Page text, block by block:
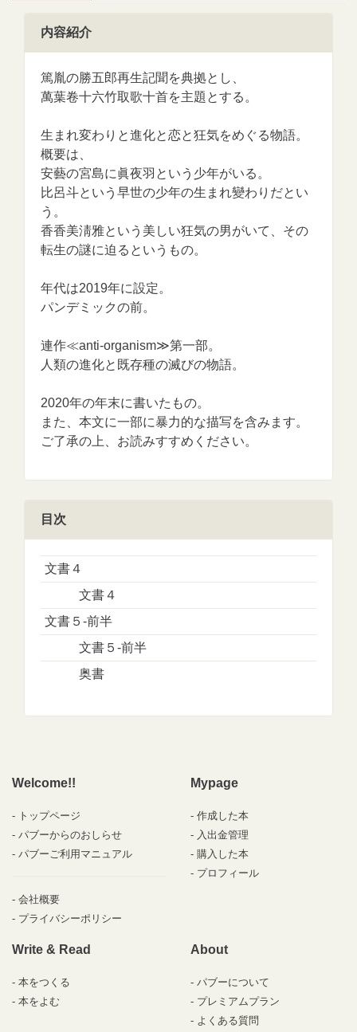
内容紹介
篤胤の勝五郎再生記聞を典拠とし、
萬葉卷十六竹取歌十首を主題とする。
生まれ変わりと進化と恋と狂気をめぐる物語。
概要は、
安藝の宮島に眞夜羽という少年がいる。
比呂斗という早世の少年の生まれ變わりだとい
う。
香香美淸雅という美しい狂気の男がいて、その
転生の謎に迫るというもの。
年代は2019年に設定。
パンデミックの前。
連作≪anti-organism≫第一部。
人類の進化と既存種の滅びの物語。
2020年の年末に書いたもの。
また、本文に一部に暴力的な描写を含みます。
ご了承の上、お読みすすめください。
目次
文書４
文書４
文書５‐前半
文書５‐前半
奥書
Welcome!!
トップページ
パブーからのおしらせ
パブーご利用マニュアル
会社概要
プライバシーポリシー
Mypage
作成した本
入出金管理
購入した本
プロフィール
Write & Read
本をつくる
本をよむ
About
パブーについて
プレミアムプラン
よくある質問